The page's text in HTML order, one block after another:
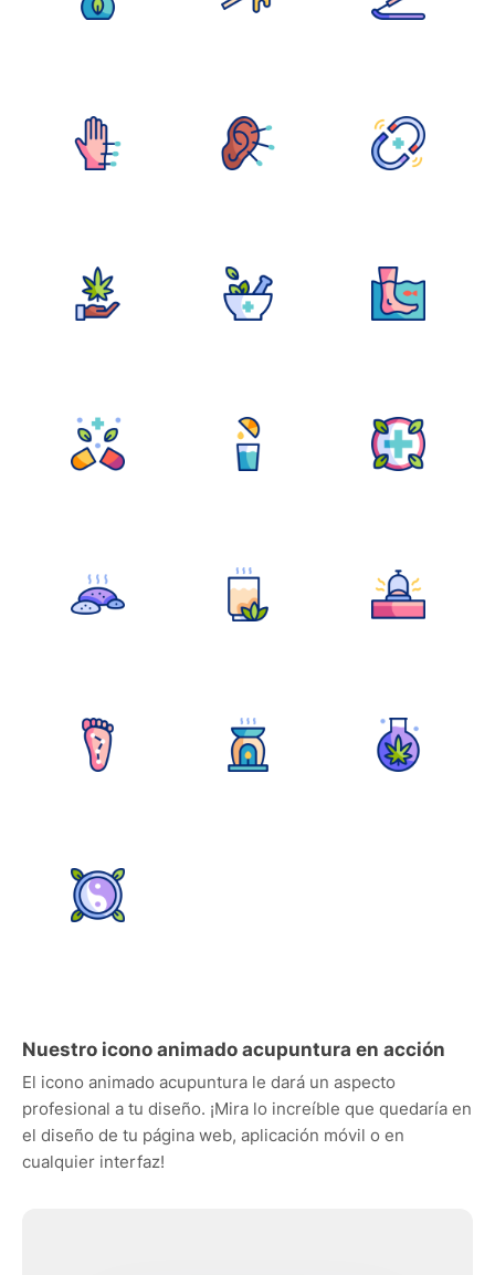
Nuestro icono animado acupuntura en acción
El icono animado acupuntura le dará un aspecto
profesional a tu diseño. ¡Mira lo increíble que quedaría en
el diseño de tu página web, aplicación móvil o en
cualquier interfaz!